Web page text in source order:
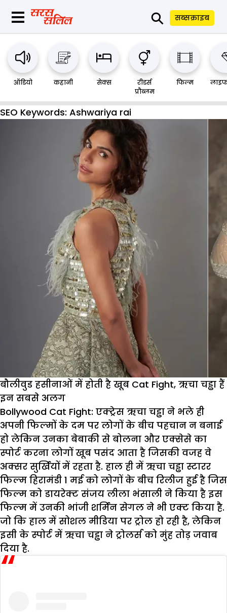
⚲ सब्सक्राइब
ऑडियो कहानी सेक्स
रीडर्स
प्रौब्लम
फिल्म
SEO Keywords: Ashwariya rai
बौलीवुड हसीनाओं में होती है खूब Cat Fight, ऋचा चड्ढा हैं
इन सबसे अलग
Bollywood Cat Fight: एक्ट्रेस ऋचा चड्ढा ने भले ही
अपनी फिल्मों के दम पर लोगों के बीच पहचान न बनाई
हो लेकिन उनका बेबाकी से बोलना और एक्सेसे का
स्पोर्ट करना लोगों खूब पसंद आता है जिसकी वजह वे
अक्सर सुर्खियों में रहता है. हाल ही में ऋचा चड्ढा स्टारर
फिल्म हिरामंडी 1 मई को लोगों के बीच रिलीज हुई है जिस
फिल्म को डायरेक्ट संजय लीला भंसाली ने किया है इस
फिल्म में उनकी भांजी शर्मिन सेगल ने भी एक्ट किया है.
जो कि हाल में सोशल मीडिया पर ट्रोल हो रही है, लेकिन
इसी के स्पोर्ट में ऋचा चड्ढा ने ट्रोलर्स को मुंह तोड़ जवाब
दिया है.